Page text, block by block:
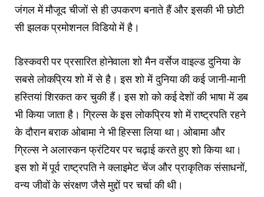
जंगल में मौजूद चीजों से ही उपकरण बनाते हैं और इसकी भी छोटी
सी झलक प्रमोशनल विडियो में है।
डिस्कवरी पर प्रसारित होनेवाला शो मैन वर्सेज वाइल्ड दुनिया के
सबसे लोकप्रिय शो में से है। इस शो में दुनिया की कई जानी-मानी
हस्तियां शिरकत कर चुकी हैं। इस शो को कई देशों की भाषा में डब
भी किया जाता है। ग्रिल्स के इस लोकप्रिय शो में राष्ट्रपति रहने
के दौरान बराक ओबामा ने भी हिस्सा लिया था। ओबामा और
ग्रिल्स ने अलास्कन फ्रंटियर पर चढ़ाई करते हुए शो किया था।
इस शो में पूर्व राष्ट्रपति ने क्लाइमेट चेंज और प्राकृतिक संसाधनों,
वन्य जीवों के संरक्षण जैसे मुद्दों पर चर्चा की थी।